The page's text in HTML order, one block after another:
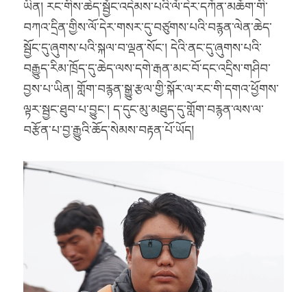
ཡིན། རང་གིས་ཆེད་སྦྱོང་འདེམས་པའི་ལོ་དེར་དཀོན་མཆོག་གི་
བཀའ་དྲིན་གྱིས་ལོ་དེར་གསར་དུ་བཙུགས་པའི་བརྙན་ལེན་ཆེད་
སྦྱོང་དུ་ཞུགས་པའི་སྐལ་བ་ལྡན་སོང་། དེའི་ནང་དུ་ཞུགས་པའི་
བརྒྱུད་རིམ་ཁྲོད་དུ་ཆེད་ལས་དགེ་རྒན་མང་བོ་དང་འདྲིས་གཤིབ་
བྱས་པ་ཡིན། གློག་བརྙན་སྒྱུ་རྩལ་གྱི་སྐོར་ལ་རང་གི་དགའ་ཕྱོགས་
ལྟར་སྦྱང་ཐུབ་པ་བྱུང་། ད་དུང་མུ་མཐུད་དུ་གློག་བརྙན་ལས་ལ་
བརྩོན་པ་བྱ་རྒྱུའི་ཆོད་སེམས་བརྟན་པོ་ཡོད།